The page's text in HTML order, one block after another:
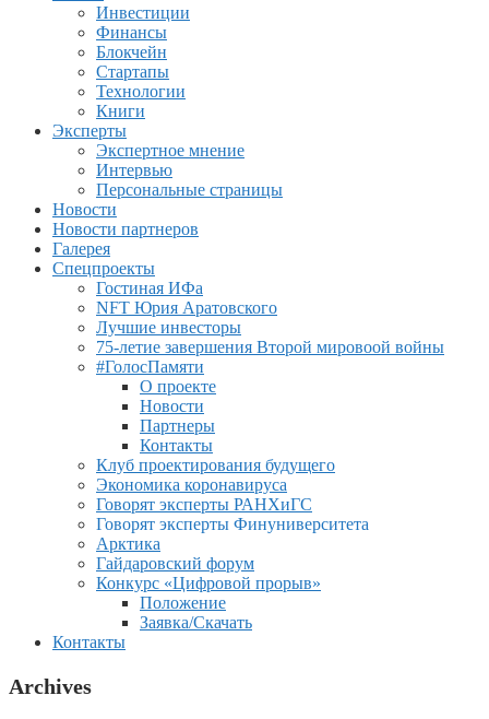
Инвестиции
Финансы
Блокчейн
Стартапы
Технологии
Книги
Эксперты
Экспертное мнение
Интервью
Персональные страницы
Новости
Новости партнеров
Галерея
Спецпроекты
Гостиная ИФа
NFT Юрия Аратовского
Лучшие инвесторы
75-летие завершения Второй мировоой войны
#ГолосПамяти
О проекте
Новости
Партнеры
Контакты
Клуб проектирования будущего
Экономика коронавируса
Говорят эксперты РАНХиГС
Говорят эксперты Финуниверситета
Арктика
Гайдаровский форум
Конкурс «Цифровой прорыв»
Положение
Заявка/Скачать
Контакты
Archives